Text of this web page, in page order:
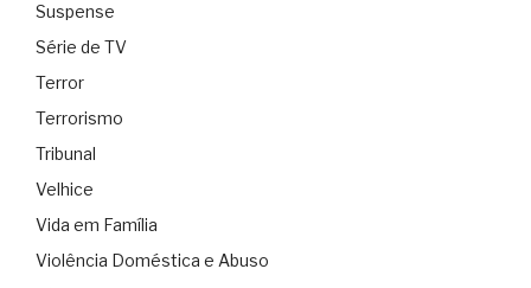
Suspense
Série de TV
Terror
Terrorismo
Tribunal
Velhice
Vida em Família
Violência Doméstica e Abuso